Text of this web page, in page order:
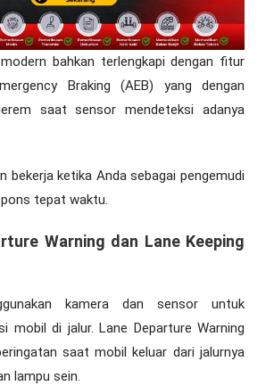
bahkan terlengkapi dengan fitur
Braking (AEB) yang dengan
saat sensor mendeteksi adanya
bekerja ketika Anda sebagai pengemudi
tepat waktu.
Warning dan Lane Keeping
kamera dan sensor untuk
mobil di jalur. Lane Departure Warning
saat mobil keluar dari jalurnya
lampu sein.